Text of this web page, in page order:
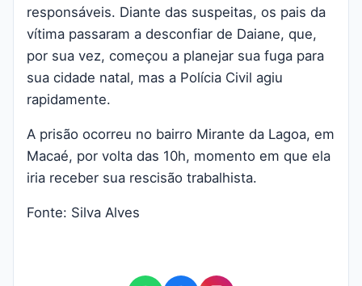
responsáveis. Diante das suspeitas, os pais da
vítima passaram a desconfiar de Daiane, que,
por sua vez, começou a planejar sua fuga para
sua cidade natal, mas a Polícia Civil agiu
rapidamente.
A prisão ocorreu no bairro Mirante da Lagoa, em
Macaé, por volta das 10h, momento em que ela
iria receber sua rescisão trabalhista.
Fonte: Silva Alves